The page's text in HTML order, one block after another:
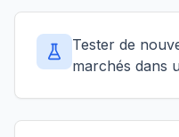
Tester de
marchés dans